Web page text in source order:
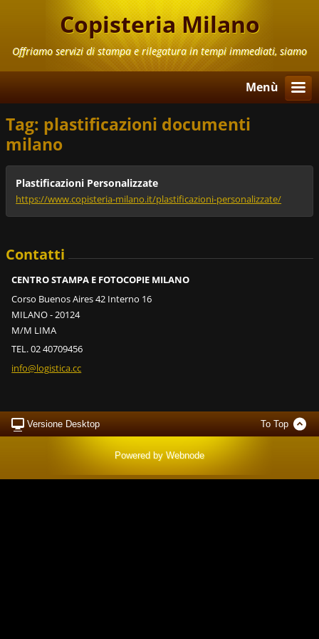
Copisteria Milano
Offriamo servizi di stampa e rilegatura in tempi immediati, siamo
aperti anche il Sabato e la Domenica
Menù
Tag: plastificazioni documenti
milano
Plastificazioni Personalizzate
https://www.copisteria-milano.it/plastificazioni-personalizzate/
Contatti
CENTRO STAMPA E FOTOCOPIE MILANO
Corso Buenos Aires 42 Interno 16
MILANO - 20124
M/M LIMA
TEL. 02 40709456
info@logistica.cc
Versione Desktop To Top
Powered by Webnode